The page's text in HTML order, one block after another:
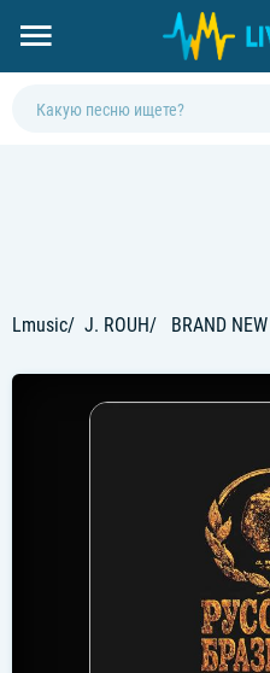
Lmusic J. ROUH BRAND NEW